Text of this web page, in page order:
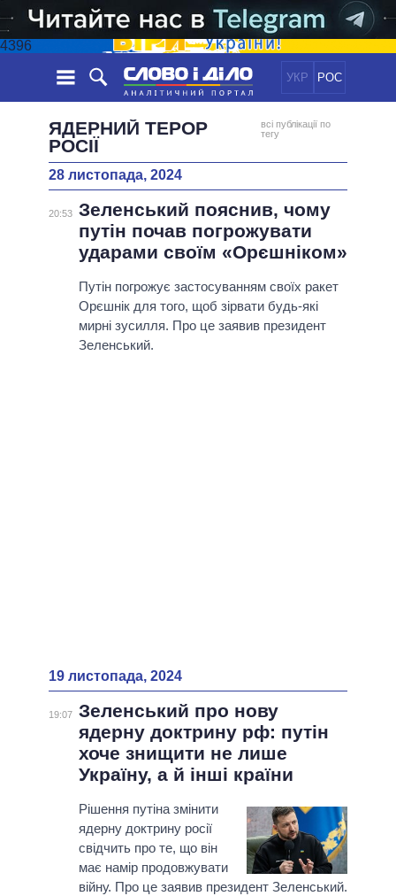
4396
УКР РОС
НОВИНИ
СТРІЧКА
ПОДІЇ
СТАТТІ
ДУМКИ
ДАЙДЖЕСТИ
ПОЛІТИКА
ЕКОНОМІКА
СУСПІЛЬСТВО
СВІТ
ОБIЦЯНКИ
ПОЛIТИКИ
УСІ ПОЛІТИКИ
ВЕРХОВНА РАДА
КАБІНЕТ МІНІСТРІВ
ГОЛОВИ ОБЛАДМІНІСТРАЦІЙ
ІНФОГРАФІКА
ВІДЕО
ПІДТРИМАТИ
ЯДЕРНИЙ ТЕРОР
РОСІЇ
всі публікації по
тегу
28 листопада, 2024
20:53 Зеленський пояснив, чому
путін почав погрожувати
ударами своїм «Орєшніком»
Путін погрожує застосуванням своїх ракет
Орєшнік для того, щоб зірвати будь-які
мирні зусилля. Про це заявив президент
Зеленський.
19 листопада, 2024
19:07 Зеленський про нову
ядерну доктрину рф: путін
хоче знищити не лише
Україну, а й інші країни
Рішення путіна змінити
ядерну доктрину росії
свідчить про те, що він
має намір продовжувати
війну. Про це заявив президент Зеленський.